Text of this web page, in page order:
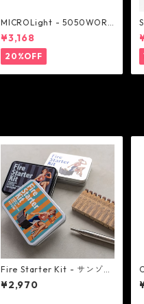
MICROLight - 5050WORK
SHOP
¥3,168
20%OFF
Fire Starter Kit - サンゾー
工務店
¥2,970